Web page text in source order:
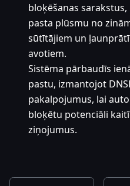
bloķēšanas
pasta plūsmu no
sūtītājiem un
avotiem.
Sistēma pārbaudīs
pastu, izmantojot
pakalpojumus, lai
bloķētu potenciāli
ziņojumus.